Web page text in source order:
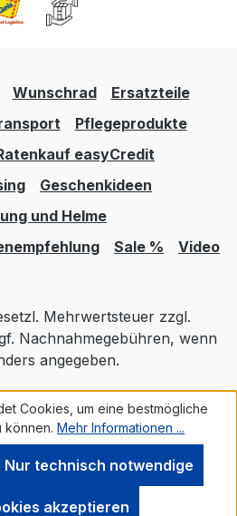
Wunschrad
Ersatzteile
Pflegeprodukte
easyCredit
Geschenkideen
und Helme
Sale % Video
Mehrwertsteuer zzgl.
Nachnahmegebühren, wenn
angegeben.
mit Shopware
Cookies, um eine bestmögliche
können. Mehr Informationen ...
Nur technisch notwendige
akzeptieren